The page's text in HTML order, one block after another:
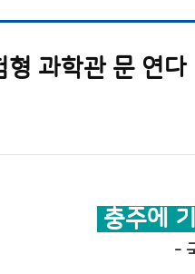
형 과학관 문 연다
충주에
-